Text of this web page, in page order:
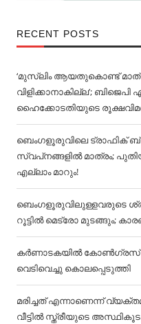
RECENT POSTS
‘മുസ്‌ലിം ആയതുകൊണ്ട് മാത്രം
വിളിക്കാനാകില്ല’;
ഹൈക്കോടതിയുടെ
ബെംഗളൂരുവിലെ ട്രാഫിക്
സ്വപ്‌നങ്ങളില്‍ മാത്രം;
എല്ലാം മാറും!
ബെംഗളൂരുവിലുള്ളവരുടെ
റൂട്ടില്‍ മെട്രോ മുടങ്ങും;
കര്‍ണാടകയില്‍ കോണ്‍ഗ്രസ്
വെടിവെച്ചു കൊലപ്പെടുത്തി
മരിച്ചത് എന്നാണെന്ന്
വീട്ടില്‍ സ്ത്രീയുടെ